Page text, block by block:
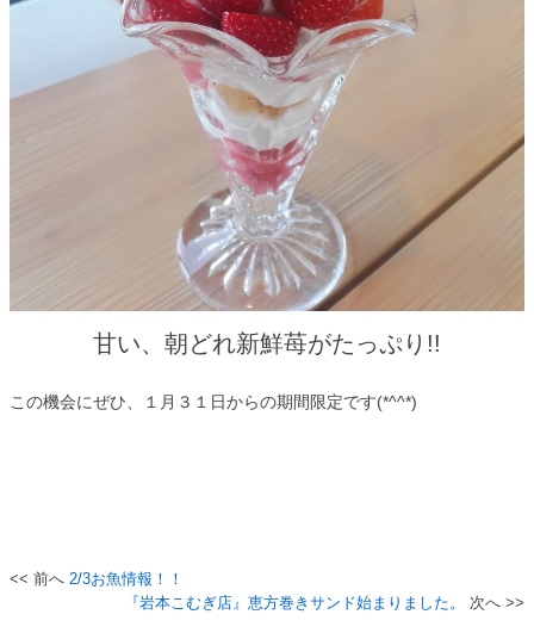
甘い、朝どれ新鮮苺がたっぷり!!
この機会にぜひ、１月３１日からの期間限定です(*^^*)
投
2/3お魚情報！！
『岩本こむぎ店』恵方巻きサンド始まりました。